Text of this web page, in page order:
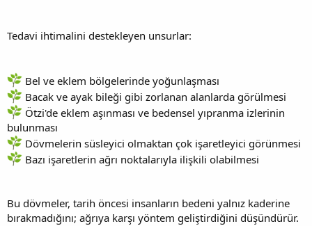
Tedavi ihtimalini destekleyen unsurlar:
Bel ve eklem bölgelerinde yoğunlaşması
Bacak ve ayak bileği gibi zorlanan alanlarda görülmesi
Ötzi'de eklem aşınması ve bedensel yıpranma izlerinin
bulunması
Dövmelerin süsleyici olmaktan çok işaretleyici görünmesi
Bazı işaretlerin ağrı noktalarıyla ilişkili olabilmesi
Bu dövmeler, tarih öncesi insanların bedeni yalnız kaderine
bırakmadığını; ağrıya karşı yöntem geliştirdiğini düşündürür.